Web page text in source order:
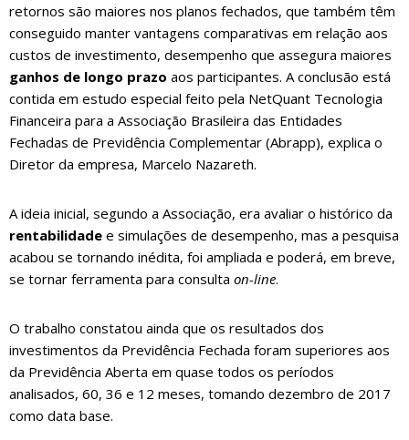
retornos são maiores nos planos fechados, que também têm
conseguido manter vantagens comparativas em relação aos
custos de investimento, desempenho que assegura maiores
ganhos de longo prazo aos participantes. A conclusão está
contida em estudo especial feito pela NetQuant Tecnologia
Financeira para a Associação Brasileira das Entidades
Fechadas de Previdência Complementar (Abrapp), explica o
Diretor da empresa, Marcelo Nazareth.
A ideia inicial, segundo a Associação, era avaliar o histórico da
rentabilidade e simulações de desempenho, mas a pesquisa
acabou se tornando inédita, foi ampliada e poderá, em breve,
se tornar ferramenta para consulta on-line.
O trabalho constatou ainda que os resultados dos
investimentos da Previdência Fechada foram superiores aos
da Previdência Aberta em quase todos os períodos
analisados, 60, 36 e 12 meses, tomando dezembro de 2017
como data base.